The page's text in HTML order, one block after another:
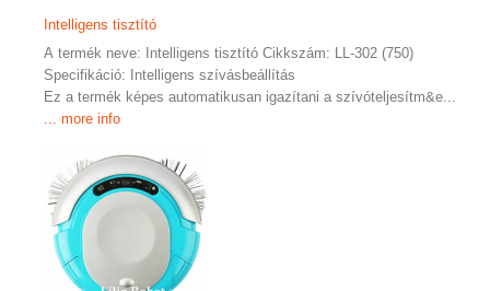
Intelligens tisztító
A termék neve: Intelligens tisztító Cikkszám: LL-302 (750)
Specifikáció: Intelligens szívásbeállítás
Ez a termék képes automatikusan igazítani a szívóteljesítm&e...
... more info